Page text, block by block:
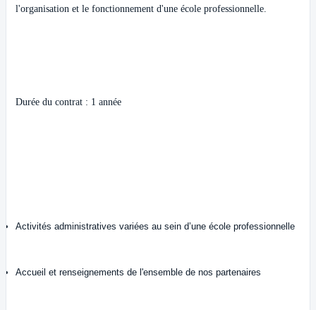
l'organisation et le fonctionnement d'une école professionnelle.
Durée du contrat : 1 année
Activités administratives variées au sein d’une école professionnelle
Accueil et renseignements de l'ensemble de nos partenaires